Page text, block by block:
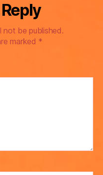
not be published.
marked *